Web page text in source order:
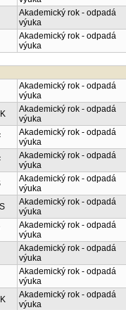
Akademický rok - odpadá
výuka
Akademický rok - odpadá
výuka
Akademický rok - odpadá
výuka
Akademický rok - odpadá
výuka
Akademický rok - odpadá
výuka
Akademický rok - odpadá
výuka
Akademický rok - odpadá
výuka
Akademický rok - odpadá
výuka
Akademický rok - odpadá
výuka
Akademický rok - odpadá
výuka
Akademický rok - odpadá
výuka
Akademický rok - odpadá
výuka